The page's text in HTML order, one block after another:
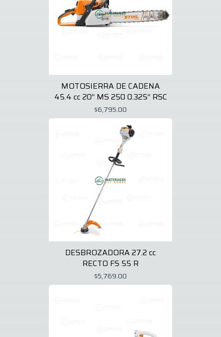
MOTOSIERRA DE CADENA
45.4 cc 20” MS 250 0.325” RSC
$6,795.00
DESBROZADORA 27.2 cc
RECTO FS 55 R
$5,769.00